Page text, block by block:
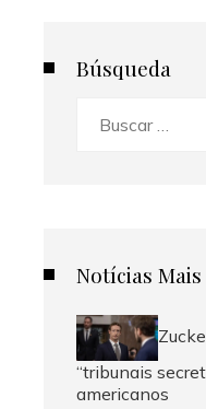
Búsqueda
Notícias
“tribunais
americanos